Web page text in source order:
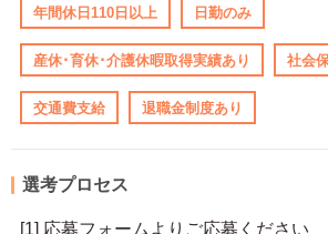
年間休日110日以上 日勤のみ
産休･育休･介護休暇取得実績あり 社会
交通費支給 退職金制度あり
選考プロセス
[1] 応募フォームよりご応募ください